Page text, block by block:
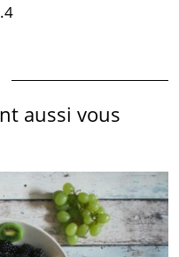
aussi vous